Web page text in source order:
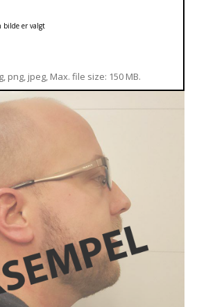
png, jpeg, Max. file size: 150 MB.